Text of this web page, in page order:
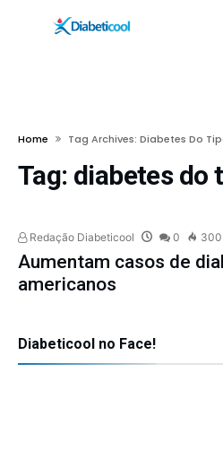
Home Tag Archives: Diabetes Do
Tag: diabetes do
Redação Diabeticool 0 300
Aumentam casos de
americanos
Diabeticool no Face!